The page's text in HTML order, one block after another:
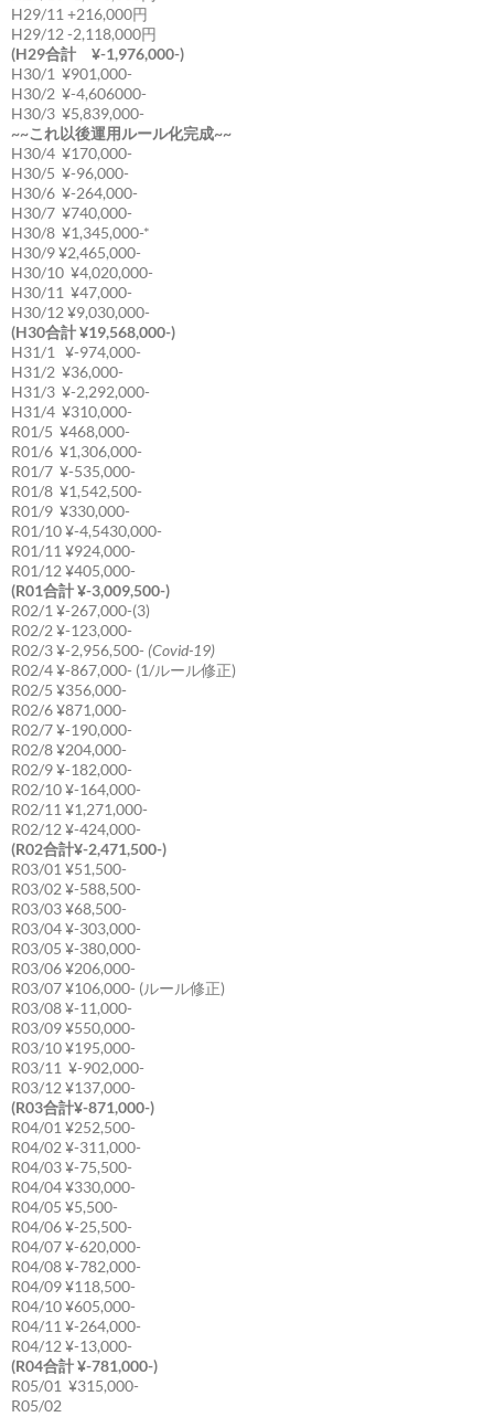
H29/11 +216,000円
H29/12 -2,118,000円
(H29合計 ¥-1,976,000-)
H30/1 ¥901,000-
H30/2 ¥-4,606000-
H30/3 ¥5,839,000-
~~これ以後運用ルール化完成~~
H30/4 ¥170,000-
H30/5 ¥-96,000-
H30/6 ¥-264,000-
H30/7 ¥740,000-
H30/8 ¥1,345,000-*
H30/9 ¥2,465,000-
H30/10 ¥4,020,000-
H30/11 ¥47,000-
H30/12 ¥9,030,000-
(H30合計 ¥19,568,000-)
H31/1 ¥-974,000-
H31/2 ¥36,000-
H31/3 ¥-2,292,000-
H31/4 ¥310,000-
R01/5 ¥468,000-
R01/6 ¥1,306,000-
R01/7 ¥-535,000-
R01/8 ¥1,542,500-
R01/9 ¥330,000-
R01/10 ¥-4,5430,000-
R01/11 ¥924,000-
R01/12 ¥405,000-
(R01合計 ¥-3,009,500-)
R02/1 ¥-267,000-(3)
R02/2 ¥-123,000-
R02/3 ¥-2,956,500- (Covid-19)
R02/4 ¥-867,000- (1/ルール修正)
R02/5 ¥356,000-
R02/6 ¥871,000-
R02/7 ¥-190,000-
R02/8 ¥204,000-
R02/9 ¥-182,000-
R02/10 ¥-164,000-
R02/11 ¥1,271,000-
R02/12 ¥-424,000-
(R02合計¥-2,471,500-)
R03/01 ¥51,500-
R03/02 ¥-588,500-
R03/03 ¥68,500-
R03/04 ¥-303,000-
R03/05 ¥-380,000-
R03/06 ¥206,000-
R03/07 ¥106,000- (ルール修正)
R03/08 ¥-11,000-
R03/09 ¥550,000-
R03/10 ¥195,000-
R03/11 ¥-902,000-
R03/12 ¥137,000-
(R03合計¥-871,000-)
R04/01 ¥252,500-
R04/02 ¥-311,000-
R04/03 ¥-75,500-
R04/04 ¥330,000-
R04/05 ¥5,500-
R04/06 ¥-25,500-
R04/07 ¥-620,000-
R04/08 ¥-782,000-
R04/09 ¥118,500-
R04/10 ¥605,000-
R04/11 ¥-264,000-
R04/12 ¥-13,000-
(R04合計 ¥-781,000-)
R05/01 ¥315,000-
R05/02